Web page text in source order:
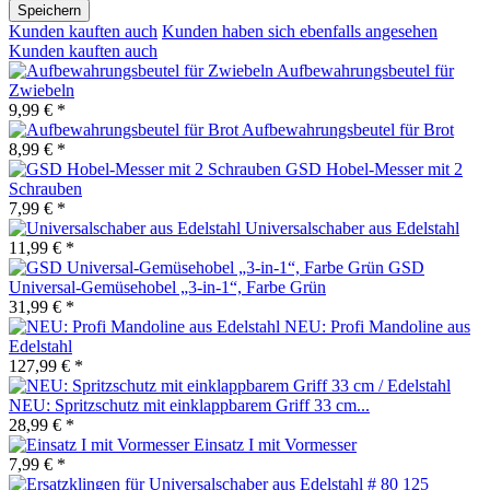
Speichern
Kunden kauften auch Kunden haben sich ebenfalls angesehen
Kunden kauften auch
Aufbewahrungsbeutel für
Zwiebeln
9,99 € *
Aufbewahrungsbeutel für Brot
8,99 € *
GSD Hobel-Messer mit 2
Schrauben
7,99 € *
Universalschaber aus Edelstahl
11,99 € *
GSD
Universal-Gemüsehobel „3-in-1“, Farbe Grün
31,99 € *
NEU: Profi Mandoline aus
Edelstahl
127,99 € *
NEU: Spritzschutz mit einklappbarem Griff 33 cm...
28,99 € *
Einsatz I mit Vormesser
7,99 € *